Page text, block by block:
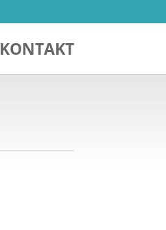
KONTAKT